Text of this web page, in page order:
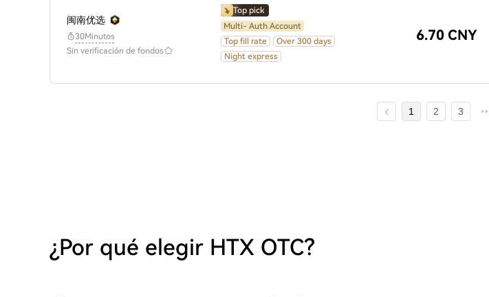
闽南优选
30Minutos
Sin verificación de fondos
Top pick
Multi- Auth Account
Top fill rate
Over 300 days
Night express
6.70 CNY
1 2 3
¿Por qué elegir HTX OTC?